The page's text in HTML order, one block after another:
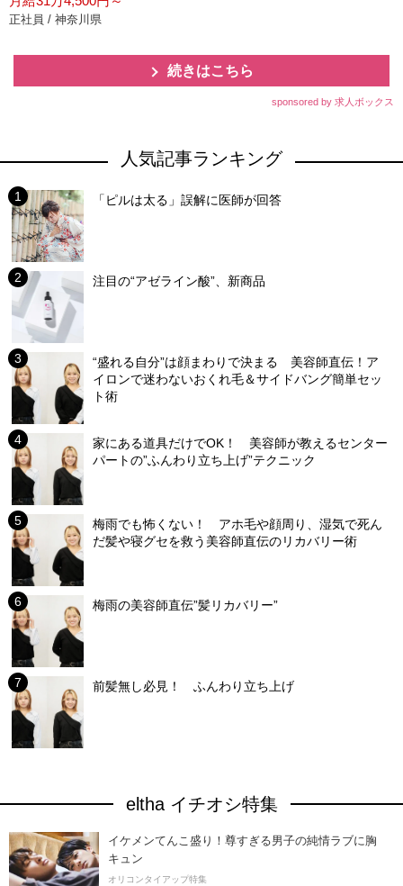
正社員 / 神奈川県
続きはこちら
sponsored by 求人ボックス
人気記事ランキング
「ピルは太る」誤解に医師が回答
注目の“アゼライン酸”、新商品
“盛れる自分”は顔まわりで決まる 美容師直伝！ア
イロンで迷わないおくれ毛＆サイドバング簡単セッ
ト術
家にある道具だけでOK！ 美容師が教えるセンター
パートの”ふんわり立ち上げ”テクニック
梅雨でも怖くない！ アホ毛や顔周り、湿気で死ん
だ髪や寝グセを救う美容師直伝のリカバリー術
梅雨の美容師直伝”髪リカバリー”
前髪無し必見！ ふんわり立ち上げ
eltha イチオシ特集
イケメンてんこ盛り！尊すぎる男子の純情ラブに胸
キュン
オリコンタイアップ特集